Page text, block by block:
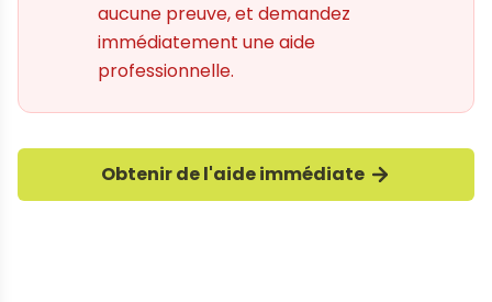
aucune preuve, et demandez
immédiatement une aide
professionnelle.
Obtenir de l'aide immédiate